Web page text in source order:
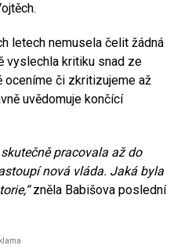
letech nemusela čelit žádná
vyslechla kritiku snad ze
oceníme či zkritizujeme až
uvědomuje končící
pracovala až do
nová vláda. Jaká byla
zněla Babišova poslední